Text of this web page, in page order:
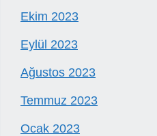
Ekim 2023
Eylül 2023
Ağustos 2023
Temmuz 2023
Ocak 2023